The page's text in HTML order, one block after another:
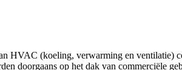
(koeling, verwarming en ventilatie)
doorgaans op het dak van commerciële